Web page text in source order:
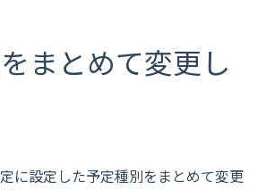
まとめて変更し
に設定した予定種別をまとめて変更